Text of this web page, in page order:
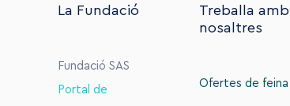
La Fundació
Fundació SAS
Portal de
Treballa amb
nosaltres
Ofertes de feina